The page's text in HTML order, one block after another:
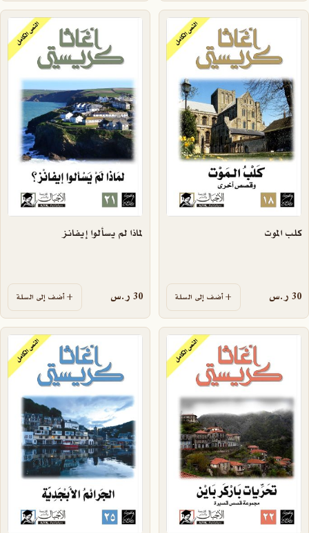
كلب الموت
30 ر.س أضف إلى السلة
لماذا لم يسألوا إيفانز
30 ر.س أضف إلى السلة